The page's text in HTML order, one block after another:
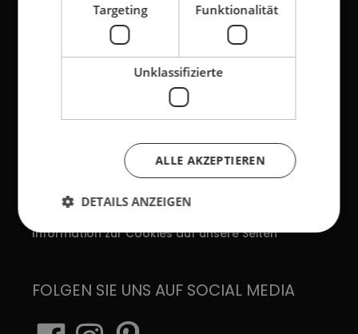
SUPPORT
Kontakt
Datenschutzerklärung
Information zur Cookies auf unsere Seiten
FOLGEN SIE UNS AUF SOCIAL MEDIA
Targeting Funktionalität
Unklassifizierte
ALLE AKZEPTIEREN
DETAILS ANZEIGEN